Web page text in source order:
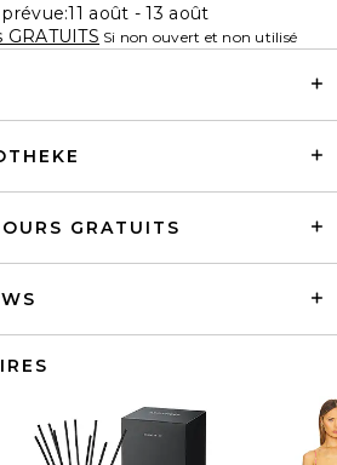
août - 13 août
Si non ouvert et non utilisé
GRATUITS